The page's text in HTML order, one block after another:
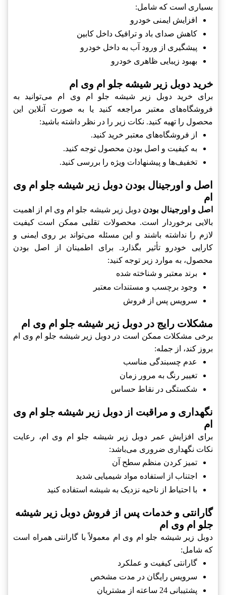
بسیاری است که شامل:
افزایش ایمنی خودرو
کاهش صدای باد و ترافیک داخل کابین
پیشگیری از ورود آب به داخل خودرو
بهبود زیبایی ظاهری خودرو
خرید دوبل زیر شیشه جلو ام وی ام
برای خرید دوبل زیر شیشه جلو ام وی ام می‌توانید به
فروشگاه‌های معتبر مراجعه کنید یا به صورت آنلاین این
محصول را تهیه کنید. نکات زیر را در نظر داشته باشید:
از فروشگاه‌های معتبر خرید کنید.
به کیفیت و اصل بودن محصول توجه کنید.
تخفیف‌ها و پیشنهادات ویژه را بررسی کنید.
اصل و اورجینال بودن دوبل زیر شیشه جلو ام وی
ام
اصل و اورجینال بودن دوبل زیر شیشه جلو ام وی ام از اهمیت
بالایی برخوردار است. محصولات تقلبی ممکن است کیفیت
لازم را نداشته باشند و این مسئله می‌تواند بر روی ایمنی و
کارایی خودرو تأثیر بگذارد. برای اطمینان از اصل بودن
محصول، به موارد زیر توجه کنید:
برند معتبر و شناخته شده
وجود برچسب و مستندات معتبر
سرویس پس از فروش
مشکلات رایج در دوبل زیر شیشه جلو ام وی ام
برخی مشکلات ممکن است در دوبل زیر شیشه جلو ام وی ام
بروز کند، از جمله:
عدم چسبندگی مناسب
تغییر رنگ به مرور زمان
شکستگی در نقاط حساس
نگهداری و مراقبت از دوبل زیر شیشه جلو ام وی
ام
برای افزایش عمر دوبل زیر شیشه جلو ام وی ام، رعایت
نکات نگهداری ضروری می‌باشد:
تمیز کردن منظم سطح آن
اجتناب از استفاده مواد شیمیایی شدید
با احتیاط از ناحیه نزدیک به شیشه استفاده کنید
گارانتی و خدمات پس از فروش دوبل زیر شیشه
جلو ام وی ام
دوبل زیر شیشه جلو ام وی ام معمولاً با گارانتی همراه است
که شامل:
گارانتی کیفیت و عملکرد
سرویس رایگان در مدت مشخص
پشتیبانی 24 ساعته از مشتریان